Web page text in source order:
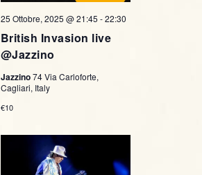
British Invasion live
@Jazzino
25 Ottobre, 2025 @ 21:45 -22:30
Jazzino74 Via Carloforte,
Cagliari, Italy
€10